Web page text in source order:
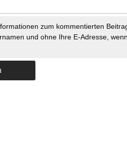
zum kommentierten
und ohne Ihre E-Adresse,